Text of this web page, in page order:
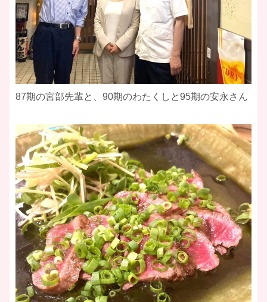
87期の宮部先輩と、90期のわたくしと95期の安永さん